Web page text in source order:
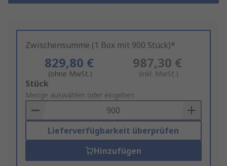
Zwischensumme (1 Box mit 900 Stück)*
829,80 €
(ohne MwSt.)
987,30 €
(inkl. MwSt.)
Add
to
Basket
Stück
Menge auswählen oder eingeben
Lieferverfügbarkeit überprüfen
Hinzufügen